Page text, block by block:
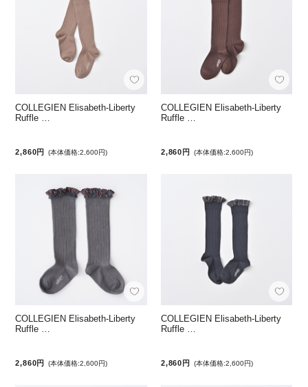
COLLEGIEN Elisabeth-Liberty
Ruffle …
2,860円 (本体価格:2,600円)
COLLEGIEN Elisabeth-Liberty
Ruffle …
2,860円 (本体価格:2,600円)
COLLEGIEN Elisabeth-Liberty
Ruffle …
2,860円 (本体価格:2,600円)
COLLEGIEN Elisabeth-Liberty
Ruffle …
2,860円 (本体価格:2,600円)